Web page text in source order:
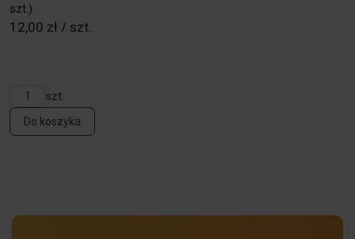
szt.)
12,00 zł / szt.
szt.
Do koszyka